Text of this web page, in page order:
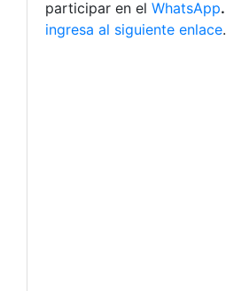
participar en el WhatsApp.
ingresa al siguiente enlace.